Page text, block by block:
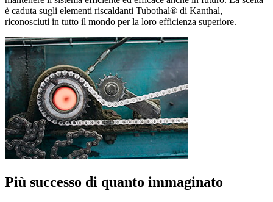
è caduta sugli elementi riscaldanti Tubothal® di Kanthal,
riconosciuti in tutto il mondo per la loro efficienza superiore.
Più successo di quanto immaginato